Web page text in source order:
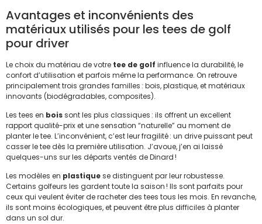
Avantages et inconvénients des
matériaux utilisés pour les tees de golf
pour driver
Le choix du matériau de votre tee de golf influence la durabilité, le
confort d’utilisation et parfois même la performance. On retrouve
principalement trois grandes familles : bois, plastique, et matériaux
innovants (biodégradables, composites).
Les tees en boissont les plus classiques : ils offrent un excellent
rapport qualité-prix et une sensation “naturelle” au moment de
planter le tee. L’inconvénient, c’est leur fragilité : un drive puissant peut
casser le tee dès la première utilisation. J’avoue, j’en ai laissé
quelques-uns sur les départs ventés de Dinard !
Les modèles en plastiquese distinguent par leur robustesse.
Certains golfeurs les gardent toute la saison ! Ils sont parfaits pour
ceux qui veulent éviter de racheter des tees tous les mois. En revanche,
ils sont moins écologiques, et peuvent être plus difficiles à planter
dans un sol dur.